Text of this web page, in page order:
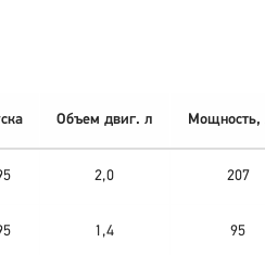
Объем двиг. л Мощность,
2,0 207
1,4 95